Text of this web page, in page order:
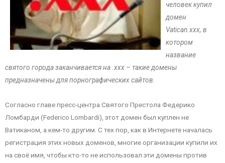
человек купил
домен
Vatican.xxx, в
котором
название
святого города заканчивается на .xxx – такие домены
предназначены для порнографических сайтов.
Согласно главе пресс-центра Святого Престола Федерико
Ломбарди (Federico Lombardi), этот домен был куплен не
Ватиканом, а кем-то другим. С тех пор, как в Интернете началась
регистрация этих новых доменов, многие организации купили их
на своё имя, чтобы кто-то не использовал эти домены против